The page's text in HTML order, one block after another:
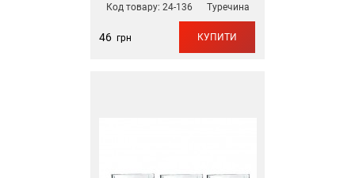
Код товару: 24-136 Туречина
46грн КУПИТИ